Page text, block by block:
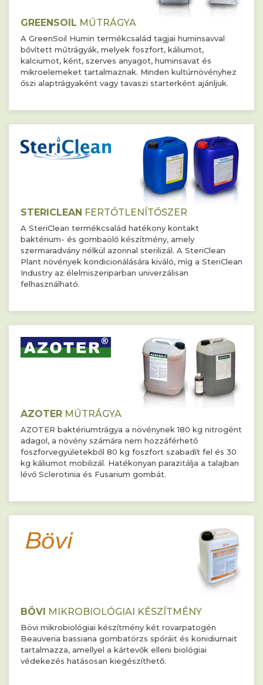
GREENSOIL MŰTRÁGYA
A GreenSoil Humin termékcsalád tagjai huminsavval
bővített műtrágyák, melyek foszfort, káliumot,
kalciumot, ként, szerves anyagot, huminsavat és
mikroelemeket tartalmaznak. Minden kultúrnövényhez
őszi alaptrágyaként vagy tavaszi starterként ajánljuk.
STERICLEAN FERTŐTLENÍTŐSZER
A SteriClean termékcsalád hatékony kontakt
baktérium- és gombaölő készítmény, amely
szermaradvány nélkül azonnal sterilizál. A SteriClean
Plant növények kondicionálására kiváló, míg a SteriClean
Industry az élelmiszeriparban univerzálisan
felhasználható.
AZOTER MŰTRÁGYA
AZOTER baktériumtrágya a növénynek 180 kg nitrogént
adagol, a növény számára nem hozzáférhető
foszforvegyületekből 80 kg foszfort szabadít fel és 30
kg káliumot mobilizál. Hatékonyan parazitálja a talajban
lévő Sclerotinia és Fusarium gombát.
BÖVI MIKROBIOLÓGIAI KÉSZÍTMÉNY
Bövi mikrobiológiai készítmény két rovarpatogén
Beauveria bassiana gombatörzs spóráit és konidiumait
tartalmazza, amellyel a kártevők elleni biológiai
védekezés hatásosan kiegészíthető.